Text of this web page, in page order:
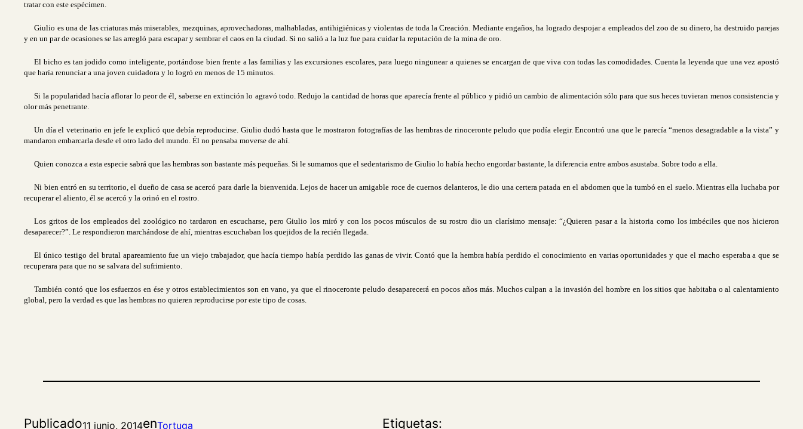
tratar con este espécimen.
Giulio es una de las criaturas más miserables, mezquinas, aprovechadoras, malhabladas, antihigiénicas y violentas de toda la Creación. Mediante engaños, ha logrado despojar a empleados del zoo de su dinero, ha destruido parejas
y en un par de ocasiones se las arregló para escapar y sembrar el caos en la ciudad. Si no salió a la luz fue para cuidar la reputación de la mina de oro.
El bicho es tan jodido como inteligente, portándose bien frente a las familias y las excursiones escolares, para luego ningunear a quienes se encargan de que viva con todas las comodidades. Cuenta la leyenda que una vez apostó
que haría renunciar a una joven cuidadora y lo logró en menos de 15 minutos.
Si la popularidad hacía aflorar lo peor de él, saberse en extinción lo agravó todo. Redujo la cantidad de horas que aparecía frente al público y pidió un cambio de alimentación sólo para que sus heces tuvieran menos consistencia y
olor más penetrante.
Un día el veterinario en jefe le explicó que debía reproducirse. Giulio dudó hasta que le mostraron fotografías de las hembras de rinoceronte peludo que podía elegir. Encontró una que le parecía “menos desagradable a la vista” y
mandaron embarcarla desde el otro lado del mundo. Él no pensaba moverse de ahí.
Quien conozca a esta especie sabrá que las hembras son bastante más pequeñas. Si le sumamos que el sedentarismo de Giulio lo había hecho engordar bastante, la diferencia entre ambos asustaba. Sobre todo a ella.
Ni bien entró en su territorio, el dueño de casa se acercó para darle la bienvenida. Lejos de hacer un amigable roce de cuernos delanteros, le dio una certera patada en el abdomen que la tumbó en el suelo. Mientras ella luchaba por
recuperar el aliento, él se acercó y la orinó en el rostro.
Los gritos de los empleados del zoológico no tardaron en escucharse, pero Giulio los miró y con los pocos músculos de su rostro dio un clarísimo mensaje: “¿Quieren pasar a la historia como los imbéciles que nos hicieron
desaparecer?”. Le respondieron marchándose de ahí, mientras escuchaban los quejidos de la recién llegada.
El único testigo del brutal apareamiento fue un viejo trabajador, que hacía tiempo había perdido las ganas de vivir. Contó que la hembra había perdido el conocimiento en varias oportunidades y que el macho esperaba a que se
recuperara para que no se salvara del sufrimiento.
También contó que los esfuerzos en ése y otros establecimientos son en vano, ya que el rinoceronte peludo desaparecerá en pocos años más. Muchos culpan a la invasión del hombre en los sitios que habitaba o al calentamiento
global, pero la verdad es que las hembras no quieren reproducirse por este tipo de cosas.
Publicado11 junio, 2014enTortuga Etiquetas: